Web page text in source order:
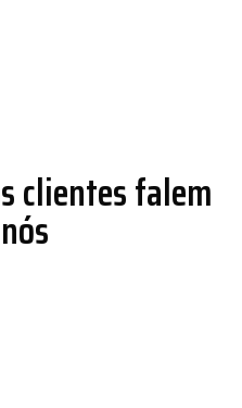
clientes falem